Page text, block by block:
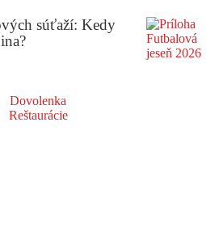
súťaží: Kedy
Dovolenka
Reštaurácie